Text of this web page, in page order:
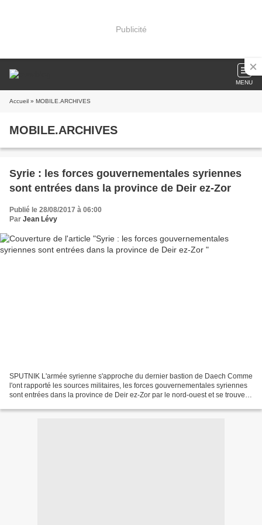
Publicité
MENU
Accueil » MOBILE.ARCHIVES
MOBILE.ARCHIVES
Syrie : les forces gouvernementales syriennes
sont entrées dans la province de Deir ez-Zor
Publié le 28/08/2017 à 06:00
Par Jean Lévy
SPUTNIK L'armée syrienne s'approche du dernier bastion de Daech Comme
l'ont rapporté les sources militaires, les forces gouvernementales syriennes
sont entrées dans la province de Deir ez-Zor par le nord-ouest et se trouvent